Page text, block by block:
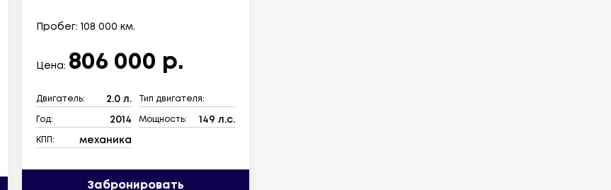
Пробег: 108 000 км.
Цена: 806 000 р.
Двигатель: 2.0 л. Тип двигателя:
Год: 2014 Мощность: 149 л.с.
КПП: механика
Забронировать